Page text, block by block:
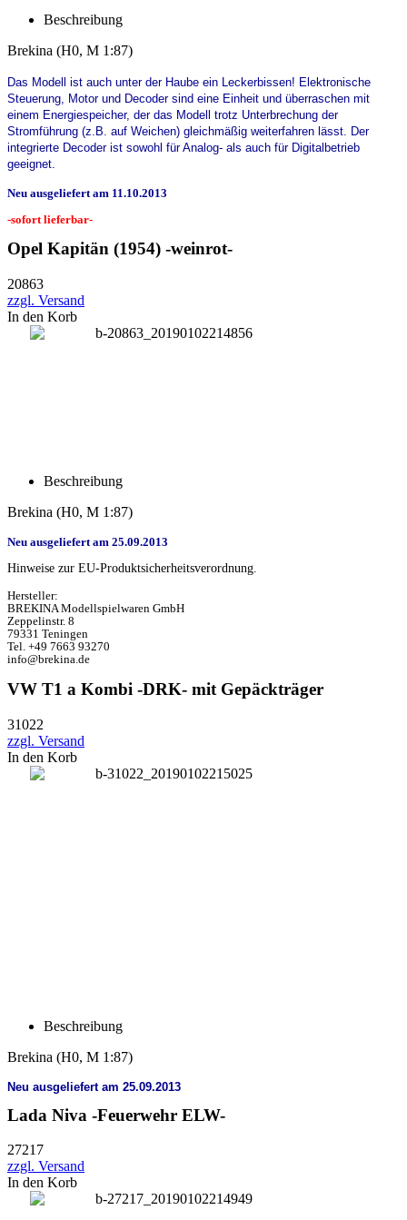
Beschreibung
Brekina (H0, M 1:87)
Das Modell ist auch unter der Haube ein Leckerbissen! Elektronische
Steuerung, Motor und Decoder sind eine Einheit und überraschen mit
einem Energiespeicher, der das Modell trotz Unterbrechung der
Stromführung (z.B. auf Weichen) gleichmäßig weiterfahren lässt. Der
integrierte Decoder ist sowohl für Analog- als auch für Digitalbetrieb
geeignet.
Neu ausgeliefert am 11.10.2013
-sofort lieferbar-
Opel Kapitän (1954) -weinrot-
20863
zzgl. Versand
In den Korb
Beschreibung
Brekina (H0, M 1:87)
Neu ausgeliefert am 25.09.2013
Hinweise zur EU-Produktsicherheitsverordnung.
Hersteller:
BREKINA Modellspielwaren GmbH
Zeppelinstr. 8
79331 Teningen
Tel. +49 7663 93270
info@brekina.de
VW T1 a Kombi -DRK- mit Gepäckträger
31022
zzgl. Versand
In den Korb
Beschreibung
Brekina (H0, M 1:87)
Neu ausgeliefert am 25.09.2013
Lada Niva -Feuerwehr ELW-
27217
zzgl. Versand
In den Korb